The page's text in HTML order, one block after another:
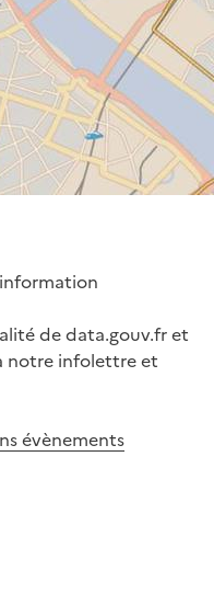
de data.gouv.fr et
notre infolettre et
évènements